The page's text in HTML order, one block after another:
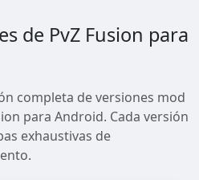
de PvZ Fusion para
completa de versiones mod
para Android. Cada versión
exhaustivas de